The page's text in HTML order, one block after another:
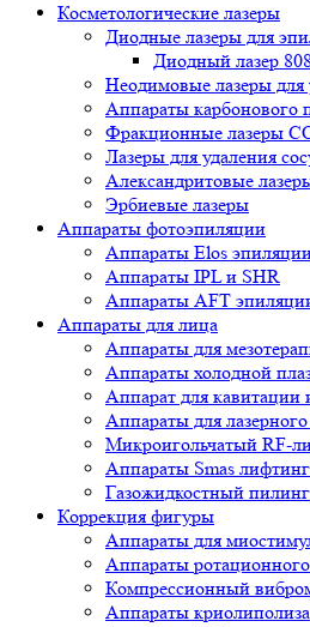
Косметологические лазеры
Диодные лазеры для
Диодный лазер
Неодимовые лазеры для
Аппараты карбонового
Фракционные лазеры
Лазеры для удаления
Александритовые
Эрбиевые лазеры
Аппараты фотоэпиляции
Аппараты Elos
Аппараты IPL и SHR
Аппараты AFT
Аппараты для лица
Аппараты для
Аппараты холодной
Аппарат для кавитации
Аппараты для
Микроигольчатый RF-
Аппараты Smas
Газожидкостный пилинг
Коррекция фигуры
Аппараты для
Аппараты
Компрессионный
Аппараты криолиполиза